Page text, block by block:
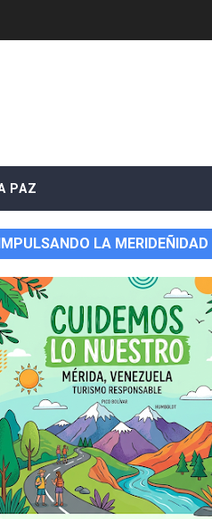
PAZ
IMPULSANDO LA MERIDEÑIDAD